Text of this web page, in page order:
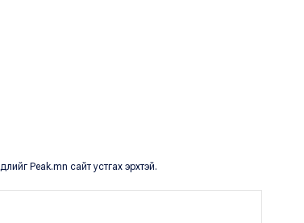
Peak.mn сайт устгах эрхтэй.